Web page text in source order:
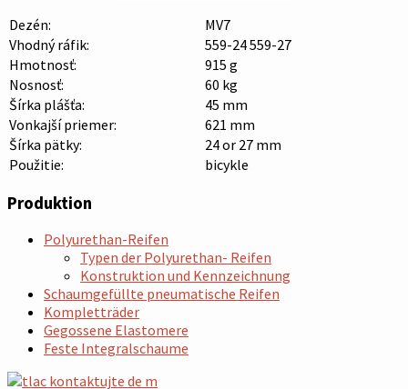
Dezén:
MV7
Vhodný ráfik:
559-24 559-27
Hmotnosť:
915 g
Nosnosť:
60 kg
Šírka plášťa:
45 mm
Vonkajší priemer:
621 mm
Šírka pätky:
24 or 27 mm
Použitie:
bicykle
Produktion
Polyurethan-Reifen
Typen der Polyurethan- Reifen
Konstruktion und Kennzeichnung
Schaumgefüllte pneumatische Reifen
Kompletträder
Gegossene Elastomere
Feste Integralschaume